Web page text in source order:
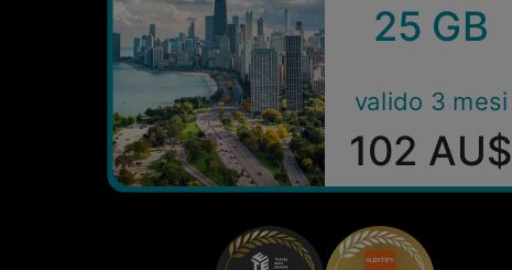
25 GB
valido 3 mesi
102 AU$